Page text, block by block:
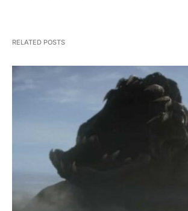
RELATED POSTS